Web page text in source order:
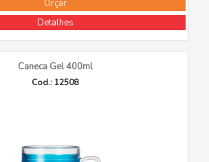
Orçar
Detalhes
Caneca Gel 400ml
Cod.: 12508